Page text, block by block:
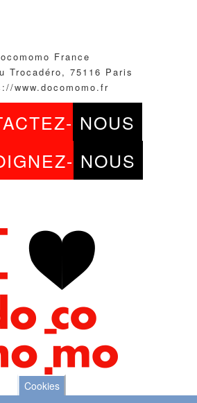
France
Trocadéro, 75116 Paris
www.docomomo.fr
NOUS
NOUS
Cookies